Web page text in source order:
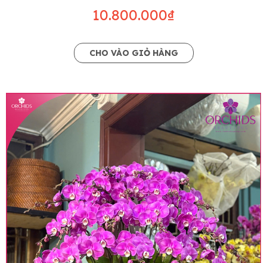
10.800.000₫
CHO VÀO GIỎ HÀNG